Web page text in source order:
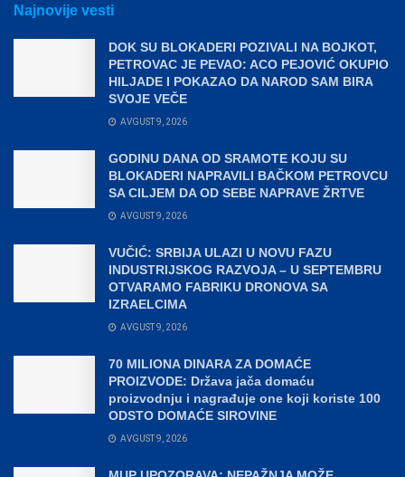
Najnovije vesti
DOK SU BLOKADERI POZIVALI NA BOJKOT,
PETROVAC JE PEVAO: ACO PEJOVIĆ OKUPIO
HILJADE I POKAZAO DA NAROD SAM BIRA
SVOJE VEČE
AVGUST 9, 2026
GODINU DANA OD SRAMOTE KOJU SU
BLOKADERI NAPRAVILI BAČKOM PETROVCU
SA CILJEM DA OD SEBE NAPRAVE ŽRTVE
AVGUST 9, 2026
VUČIĆ: SRBIJA ULAZI U NOVU FAZU
INDUSTRIJSKOG RAZVOJA – U SEPTEMBRU
OTVARAMO FABRIKU DRONOVA SA
IZRAELCIMA
AVGUST 9, 2026
70 MILIONA DINARA ZA DOMAĆE
PROIZVODE: Država jača domaću
proizvodnju i nagrađuje one koji koriste 100
ODSTO DOMAĆE SIROVINE
AVGUST 9, 2026